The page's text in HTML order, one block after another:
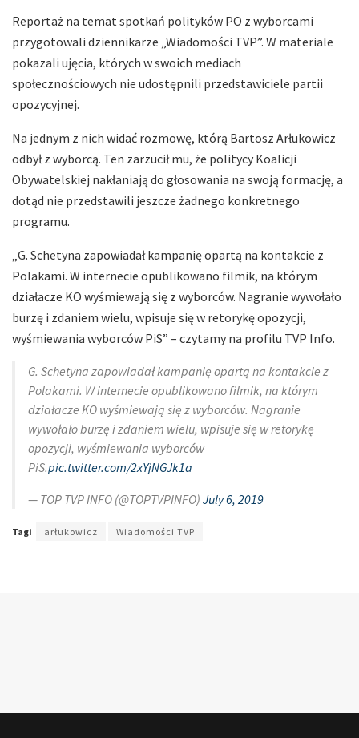
Reportaż na temat spotkań polityków PO z wyborcami
przygotowali dziennikarze „Wiadomości TVP”. W materiale
pokazali ujęcia, których w swoich mediach
społecznościowych nie udostępnili przedstawiciele partii
opozycyjnej.
Na jednym z nich widać rozmowę, którą Bartosz Arłukowicz
odbył z wyborcą. Ten zarzucił mu, że politycy Koalicji
Obywatelskiej nakłaniają do głosowania na swoją formację, a
dotąd nie przedstawili jeszcze żadnego konkretnego
programu.
„G. Schetyna zapowiadał kampanię opartą na kontakcie z
Polakami. W internecie opublikowano filmik, na którym
działacze KO wyśmiewają się z wyborców. Nagranie wywołało
burzę i zdaniem wielu, wpisuje się w retorykę opozycji,
wyśmiewania wyborców PiS” – czytamy na profilu TVP Info.
G. Schetyna zapowiadał kampanię opartą na kontakcie z
Polakami. W internecie opublikowano filmik, na którym
działacze KO wyśmiewają się z wyborców. Nagranie
wywołało burzę i zdaniem wielu, wpisuje się w retorykę
opozycji, wyśmiewania wyborców
PiS.pic.twitter.com/2xYjNGJk1a
— TOP TVP INFO (@TOPTVPINFO) July 6, 2019
Tagi arłukowicz Wiadomości TVP